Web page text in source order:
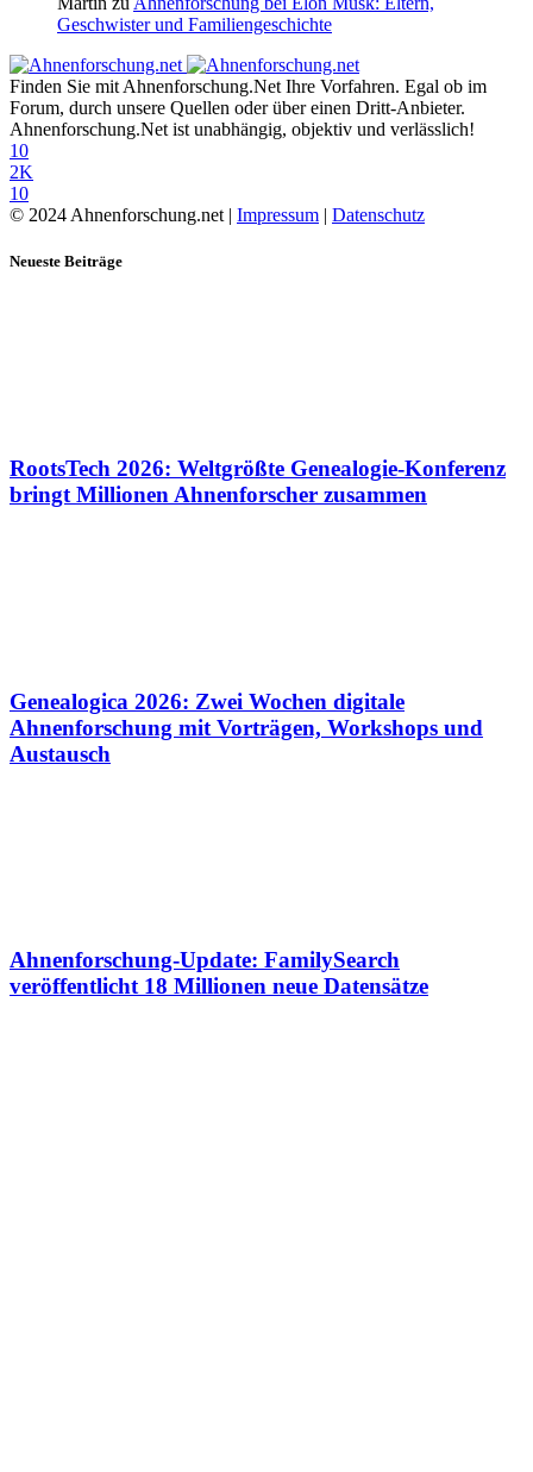
Geschwister und Familiengeschichte
Finden Sie mit Ahnenforschung.Net Ihre Vorfahren. Egal ob im
Forum, durch unsere Quellen oder über einen Dritt-Anbieter.
Ahnenforschung.Net ist unabhängig, objektiv und verlässlich!
10
2K
10
© 2024 Ahnenforschung.net | Impressum | Datenschutz
Neueste Beiträge
RootsTech 2026: Weltgrößte Genealogie-Konferenz
bringt Millionen Ahnenforscher zusammen
Genealogica 2026: Zwei Wochen digitale
Ahnenforschung mit Vorträgen, Workshops und
Austausch
Ahnenforschung-Update: FamilySearch
veröffentlicht 18 Millionen neue Datensätze